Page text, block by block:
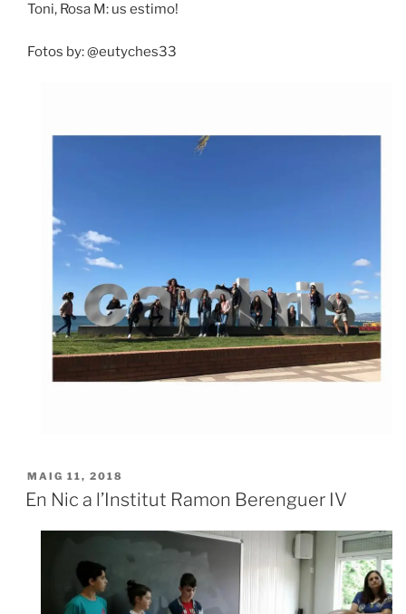
Toni, Rosa M: us estimo!
Fotos by: @eutyches33
MAIG 11, 2018
En Nic a l’Institut Ramon Berenguer IV